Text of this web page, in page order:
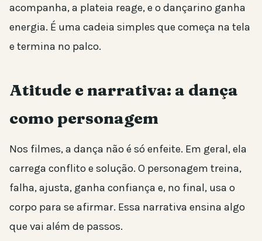
acompanha, a plateia reage, e o dançarino ganha
energia. É uma cadeia simples que começa na tela
e termina no palco.
Atitude e narrativa: a dança
como personagem
Nos filmes, a dança não é só enfeite. Em geral, ela
carrega conflito e solução. O personagem treina,
falha, ajusta, ganha confiança e, no final, usa o
corpo para se afirmar. Essa narrativa ensina algo
que vai além de passos.